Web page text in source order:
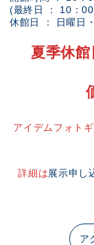
(最終日 ： 10：
休館日 ： 日曜日
夏季休館
アイデムフォト
詳細は展示申し
ア